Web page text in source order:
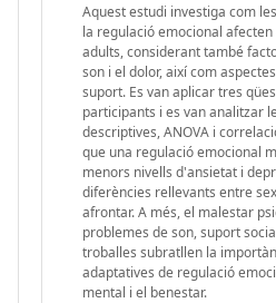
Aquest estudi investiga com
la regulació emocional
adults, considerant també
son i el dolor, així com
suport. Es van aplicar tres
participants i es van analitzar
descriptives, ANOVA i
que una regulació emocional
menors nivells d'ansietat i
diferències rellevants entre
afrontar. A més, el malestar
problemes de son, suport
troballes subratllen la
adaptatives de regulació
mental i el benestar.